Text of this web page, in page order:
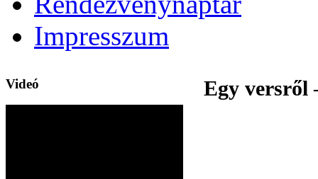
Impresszum
Videó Egy versről